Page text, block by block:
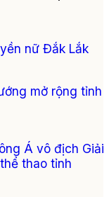
nữ Đắk Lắk
mở rộng tỉnh
Á vô địch Giải
thao tỉnh